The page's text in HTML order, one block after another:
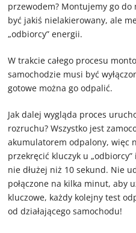
przewodem? Montujemy go do
być jakiś nielakierowany, ale
„odbiorcy” energii.
W trakcie całego procesu
samochodzie musi być
gotowe można go odpalić.
Jak dalej wygląda proces
rozruchu? Wszystko jest
akumulatorem odpalony, więc
przekręcić kluczyk u
nie dłużej niż 10 sekund. Nie
połączone na kilka minut, aby
kluczowe, każdy kolejny test
od działającego samochodu!